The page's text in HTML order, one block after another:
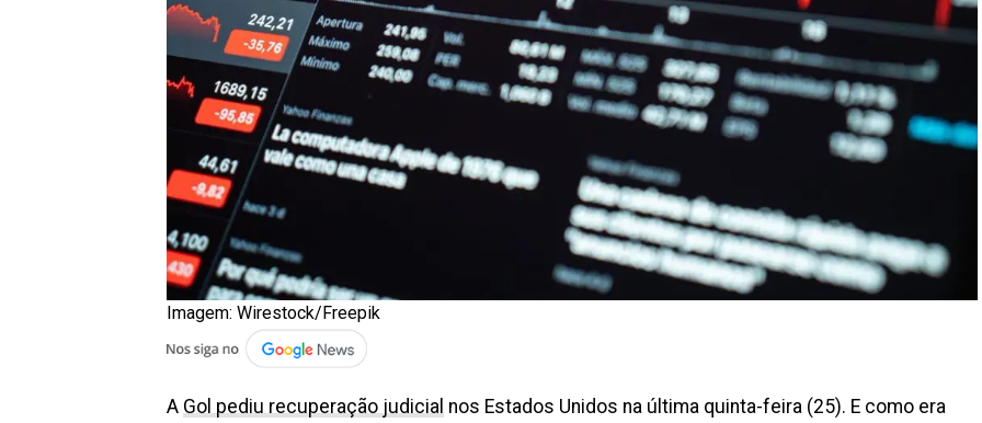
Imagem: Wirestock/Freepik
A Gol pediu recuperação judicial nos Estados Unidos na última quinta-feira (25). E como era